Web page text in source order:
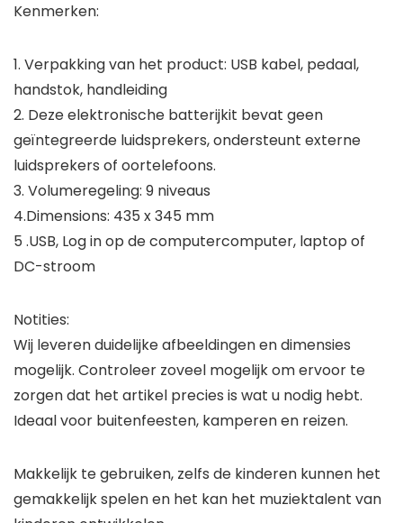
Kenmerken:
1. Verpakking van het product: USB kabel, pedaal,
handstok, handleiding
2. Deze elektronische batterijkit bevat geen
geïntegreerde luidsprekers, ondersteunt externe
luidsprekers of oortelefoons.
3. Volumeregeling: 9 niveaus
4.Dimensions: 435 x 345 mm
5 .USB, Log in op de computercomputer, laptop of
DC-stroom
Notities:
Wij leveren duidelijke afbeeldingen en dimensies
mogelijk. Controleer zoveel mogelijk om ervoor te
zorgen dat het artikel precies is wat u nodig hebt.
Ideaal voor buitenfeesten, kamperen en reizen.
Makkelijk te gebruiken, zelfs de kinderen kunnen het
gemakkelijk spelen en het kan het muziektalent van